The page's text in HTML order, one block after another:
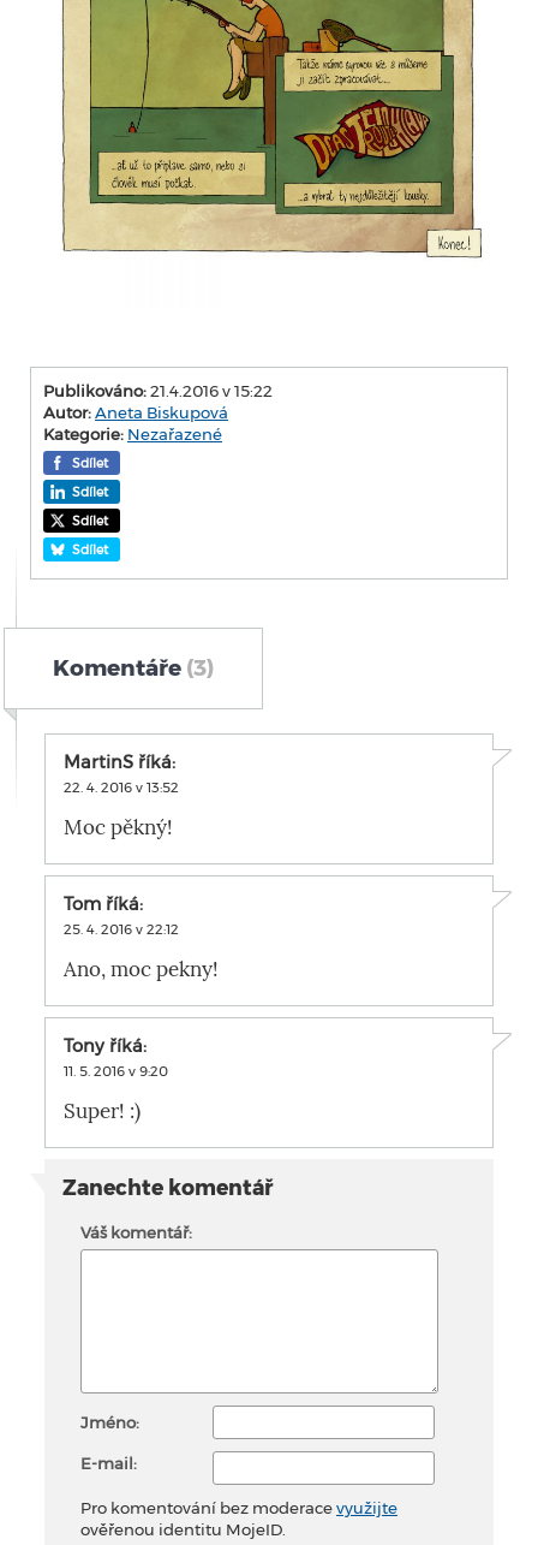
Publikováno:21.4.2016 v 15:22
Autor:Aneta Biskupová
Kategorie: Nezařazené
Sdílet
Sdílet
Sdílet
Sdílet
Komentáře (3)
MartinS říká:
22. 4. 2016 v 13:52
Moc pěkný!
Tom říká:
25. 4. 2016 v 22:12
Ano, moc pekny!
Tony říká:
11. 5. 2016 v 9:20
Super! :)
Zanechte komentář
Váš komentář:
Jméno:
E-mail:
Pro komentování bez moderacevyužijte
ověřenou identitu MojeID.